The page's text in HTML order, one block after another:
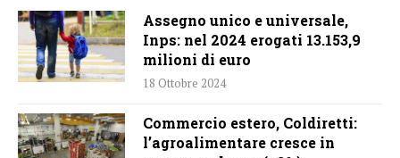
Assegno unico e universale,
Inps: nel 2024 erogati 13.153,9
milioni di euro
18 Ottobre 2024
Commercio estero, Coldiretti:
l’agroalimentare cresce in